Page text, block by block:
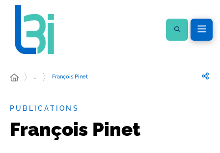
… François Pinet
PUBLICATIONS
François Pinet